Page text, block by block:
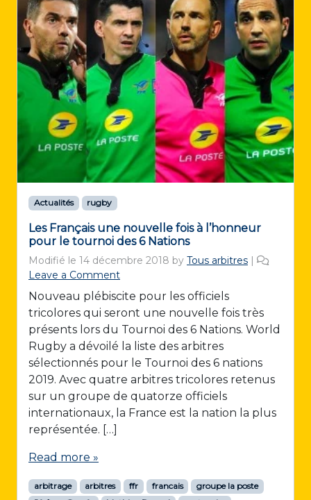
Actualités rugby
Les Français une nouvelle fois à l’honneur
pour le tournoi des 6 Nations
Modifié le 14 décembre 2018 by Tous arbitres
Leave a Comment
Nouveau plébiscite pour les officiels
tricolores qui seront une nouvelle fois très
présents lors du Tournoi des 6 Nations. World
Rugby a dévoilé la liste des arbitres
sélectionnés pour le Tournoi des 6 nations
2019. Avec quatre arbitres tricolores retenus
sur un groupe de quatorze officiels
internationaux, la France est la nation la plus
représentée. […]
Read more »
arbitrage arbitres ffr francais
groupe la poste